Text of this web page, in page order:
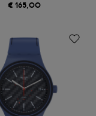
€ 165,00